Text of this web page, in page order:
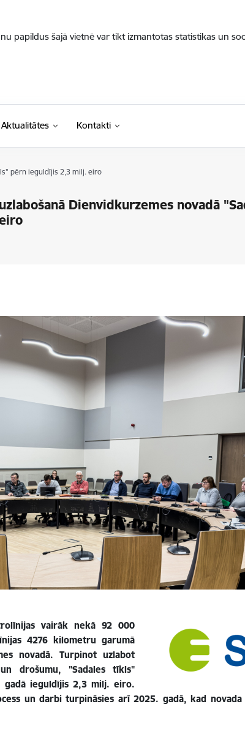
papildus šajā vietnē var tikt izmantotas statistikas un
Aktualitātes Kontakti
pērn ieguldījis 2,3 milj. eiro
Dienvidkurzemes novadā
vairāk nekā 92 000
4276 kilometru garumā
novadā. Turpinot uzlabot
drošumu, "Sadales tīkls"
gadā ieguldījis 2,3 milj. eiro.
un darbi turpināsies arī 2025. gadā, kad